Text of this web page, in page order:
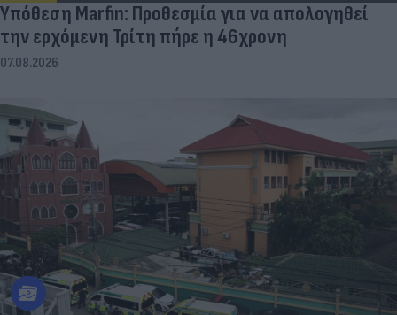
Υπόθεση Marfin: Προθεσμία για να απολογηθεί
την ερχόμενη Τρίτη πήρε η 46χρονη
07.08.2026